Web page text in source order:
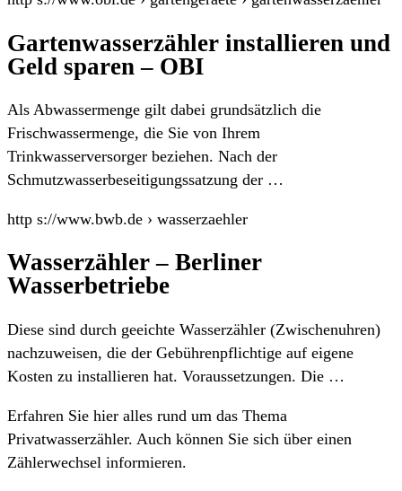
Gartenwasserzähler installieren und
Geld sparen – OBI
Als Abwassermenge gilt dabei grundsätzlich die
Frischwassermenge, die Sie von Ihrem
Trinkwasserversorger beziehen. Nach der
Schmutzwasserbeseitigungssatzung der …
http s://www.bwb.de › wasserzaehler
Wasserzähler – Berliner
Wasserbetriebe
Diese sind durch geeichte Wasserzähler (Zwischenuhren)
nachzuweisen, die der Gebührenpflichtige auf eigene
Kosten zu installieren hat. Voraussetzungen. Die …
Erfahren Sie hier alles rund um das Thema
Privatwasserzähler. Auch können Sie sich über einen
Zählerwechsel informieren.